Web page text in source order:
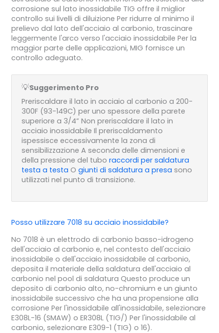
corrosione sul lato inossidabile TIG offre il miglior
controllo sui livelli di diluizione Per ridurre al minimo il
prelievo dal lato dell'acciaio al carbonio, trascinare
leggermente l'arco verso l'acciaio inossidabile Per la
maggior parte delle applicazioni, MIG fornisce un
controllo adeguato.
💡Suggerimento Pro
Preriscaldare il lato in acciaio al carbonio a 200-
300F (93-149C) per uno spessore della parete
superiore a 3/4” Non preriscaldare il lato in
acciaio inossidabile Il preriscaldamento
ispessisce eccessivamente la zona di
sensibilizzazione A seconda delle dimensioni e
della pressione del tubo raccordi per saldatura
testa a testa O giunti di saldatura a presa sono
utilizzati nel punto di transizione.
Posso utilizzare 7018 su acciaio inossidabile?
No 7018 è un elettrodo di carbonio basso-idrogeno
dell'acciaio al carbonio e, nel contesto dell'acciaio
inossidabile o dell'acciaio inossidabile al carbonio,
deposita il materiale della saldatura dell'acciaio al
carbonio nel pool di saldatura Questo produce un
deposito di carbonio alto, no-chromium e un giunto
inossidabile successivo che ha una propensione alla
corrosione Per l'inossidabile all'inossidabile, selezionare
E308L-16 (SMAW) o ER308L (TIG/) Per l'inossidabile al
carbonio, selezionare E309-1 (TIG) o 16).